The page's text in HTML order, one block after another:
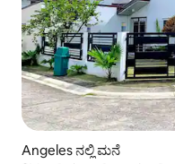
Angeles ನಲ್ಲಿ ಮನೆ